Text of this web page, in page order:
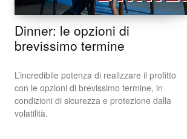
Dinner: le opzioni di
brevissimo termine
L’incredibile potenza di realizzare il profitto
con le opzioni di brevissimo termine, in
condizioni di sicurezza e protezione dalla
volatilità.